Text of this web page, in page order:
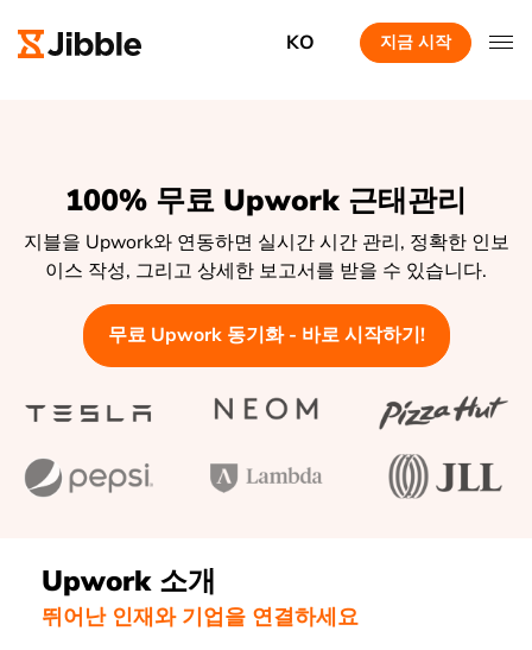
KO 지금 시작
100% 무료 Upwork 근태관리
지블을 Upwork와 연동하면 실시간 시간 관리, 정확한 인보
이스 작성, 그리고 상세한 보고서를 받을 수 있습니다.
무료 Upwork 동기화 - 바로 시작하기!
Upwork 소개
뛰어난 인재와 기업을 연결하세요